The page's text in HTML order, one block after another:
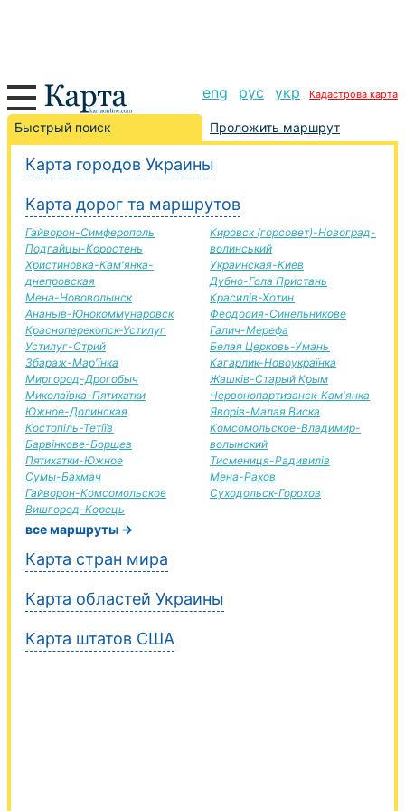
eng рус укр Кадастрова карта
Быстрый поиск Проложить маршрут
Карта городов Украины
Карта дорог та маршрутов
Гайворон-Симферополь
Подгайцы-Коростень
Христиновка-Кам'янка-
днепровская
Мена-Нововолынск
Ананьїв-Юнокоммунаровск
Красноперекопск-Устилуг
Устилуг-Стрий
Збараж-Мар'їнка
Миргород-Дрогобыч
Миколаївка-Пятихатки
Южное-Долинская
Костопіль-Тетіїв
Барвінкове-Борщев
Пятихатки-Южное
Сумы-Бахмач
Гайворон-Комсомольское
Вишгород-Корець
Кировск (горсовет)-Новоград-
волинський
Украинская-Киев
Дубно-Гола Пристань
Красилів-Хотин
Феодосия-Синельникове
Галич-Мерефа
Белая Церковь-Умань
Кагарлик-Новоукраїнка
Жашків-Старый Крым
Червонопартизанск-Кам'янка
Яворів-Малая Виска
Комсомольское-Владимир-
волынский
Тисмениця-Радивилів
Мена-Рахов
Суходольск-Горохов
все маршруты →
Карта стран мира
Карта областей Украины
Карта штатов США
Бахмач-Новоград-волинський дорога, маршрут
Бахмач-Новоград-волинський, автомобильная
дорога
+
−